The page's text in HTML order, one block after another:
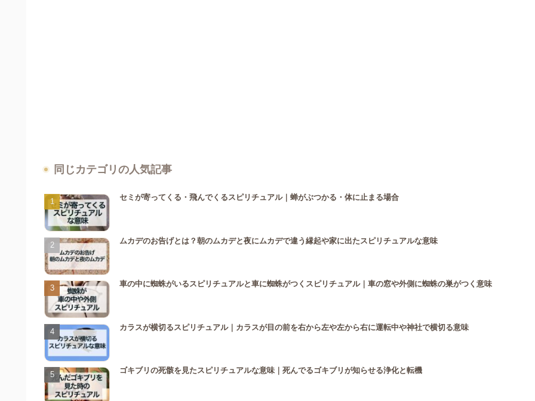
同じカテゴリの人気記事
セミが寄ってくる・飛んでくるスピリチュアル｜蝉がぶつかる・体に止まる場合
ムカデのお告げとは？朝のムカデと夜にムカデで違う縁起や家に出たスピリチュアルな意味
車の中に蜘蛛がいるスピリチュアルと車に蜘蛛がつくスピリチュアル｜車の窓や外側に蜘蛛の巣がつく意味
カラスが横切るスピリチュアル｜カラスが目の前を右から左や左から右に運転中や神社で横切る意味
ゴキブリの死骸を見たスピリチュアルな意味｜死んでるゴキブリが知らせる浄化と転機